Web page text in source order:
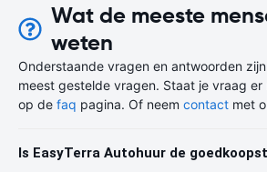
Wat de meeste
weten
Onderstaande vragen en antwoorden
meest gestelde vragen. Staat je vraag
op de faq pagina. Of neem contact met
Is EasyTerra Autohuur de